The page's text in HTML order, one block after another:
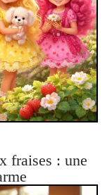
fraises : une